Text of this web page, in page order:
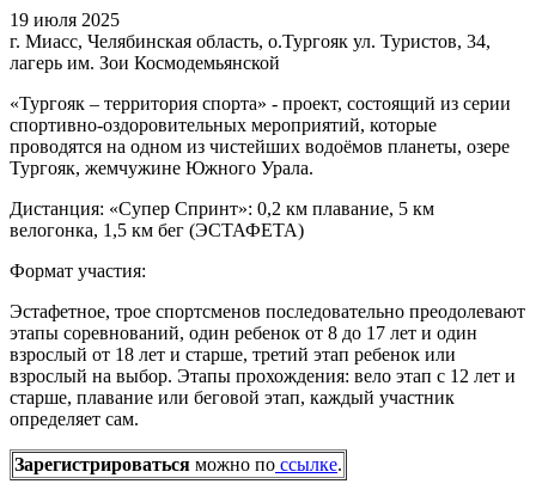
19 июля 2025
г. Миасс, Челябинская область, о.Тургояк ул. Туристов, 34,
лагерь им. Зои Космодемьянской
«Тургояк – территория спорта» - проект, состоящий из серии
спортивно-оздоровительных мероприятий, которые
проводятся на одном из чистейших водоёмов планеты, озере
Тургояк, жемчужине Южного Урала.
Дистанция: «Супер Спринт»: 0,2 км плавание, 5 км
велогонка, 1,5 км бег (ЭСТАФЕТА)
Формат участия:
Эстафетное, трое спортсменов последовательно преодолевают
этапы соревнований, один ребенок от 8 до 17 лет и один
взрослый от 18 лет и старше, третий этап ребенок или
взрослый на выбор. Этапы прохождения: вело этап с 12 лет и
старше, плавание или беговой этап, каждый участник
определяет сам.
Зарегистрироваться можно по ссылке.